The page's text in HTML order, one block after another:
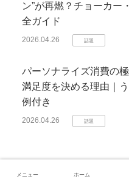
ン”が再燃？チョーカー
全ガイド
2026.04.26 話題
パーソナライズ消費の
満足度を決める理由｜
例付き
2026.04.26 話題
おすすめ
メニュー ホーム